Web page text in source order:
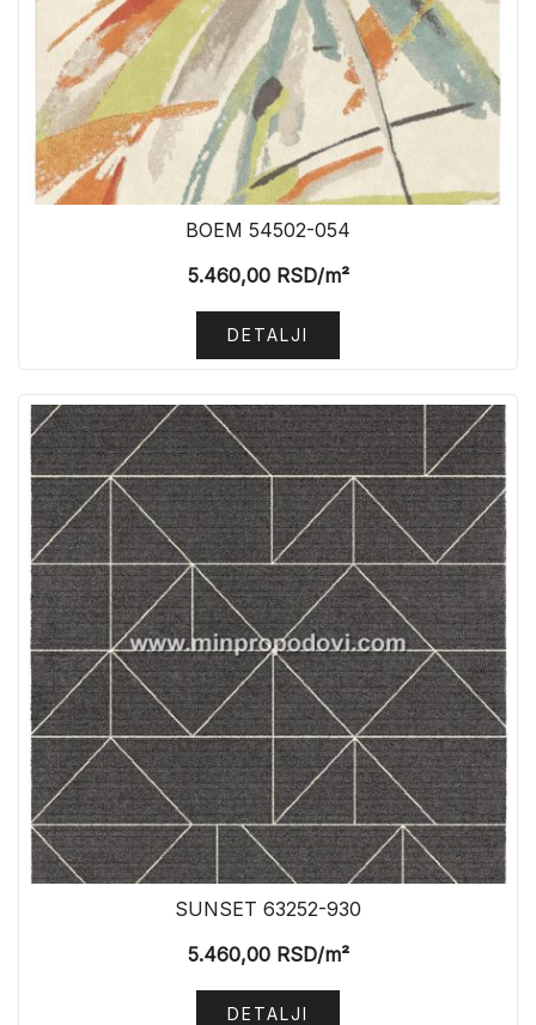
BOEM 54502-054
5.460,00RSD/m²
DETALJI
SUNSET 63252-930
5.460,00RSD/m²
DETALJI